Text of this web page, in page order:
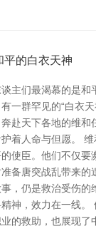
平的白衣天神
主们最渴慕的是和
有一群罕见的“白衣
赴天下各地的维和
着人命与但愿。
使臣。他们不仅要
备唐突战乱带来的
，仍是救治受伤的
神，效力在一线。
的救助，也展现了